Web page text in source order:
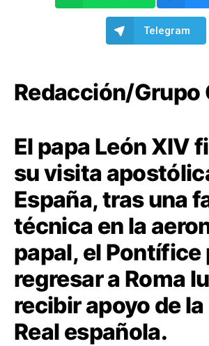
Telegram
Redacción/Grupo
El papa León XIV
su visita
España, tras una
técnica en la
papal, el Pontífice
regresar a Roma
recibir apoyo de la
Real española.